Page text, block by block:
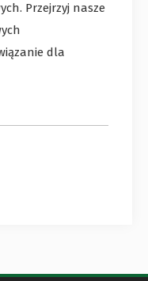
Przejrzyj nasze
dla